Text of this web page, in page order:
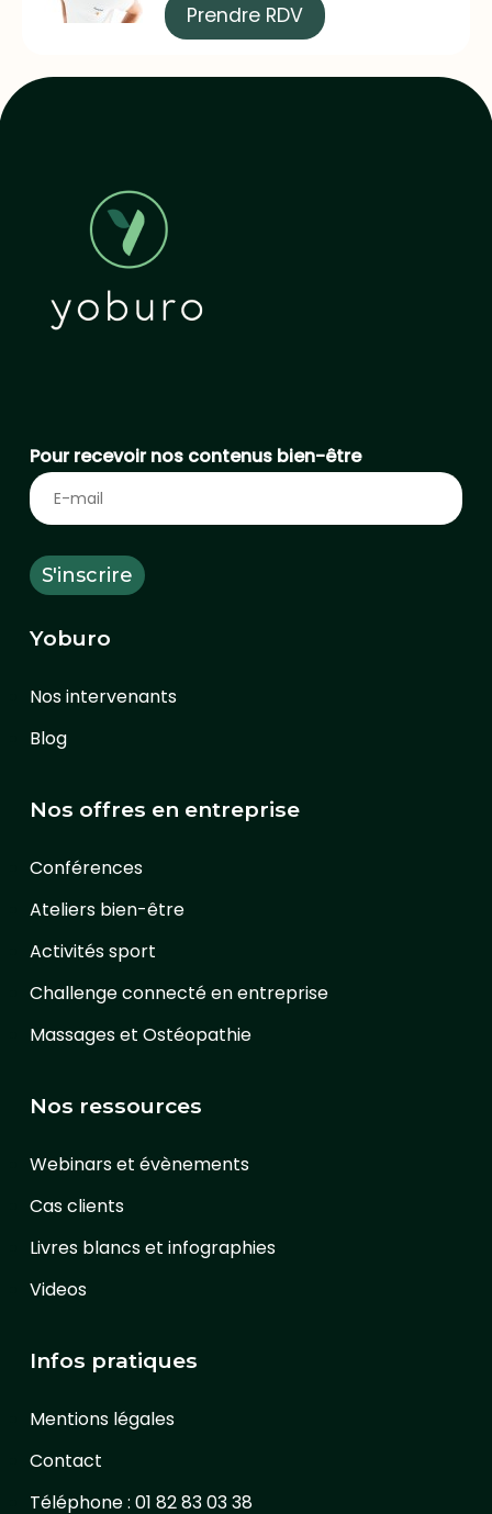
Prendre RDV
Pour recevoir nos contenus bien-être
Yoburo
Nos intervenants
Blog
Nos offres en entreprise
Conférences
Ateliers bien-être
Activités sport
Challenge connecté en entreprise
Massages et Ostéopathie
Nos ressources
Webinars et évènements
Cas clients
Livres blancs et infographies
Videos
Infos pratiques
Mentions légales
Contact
Téléphone : 01 82 83 03 38